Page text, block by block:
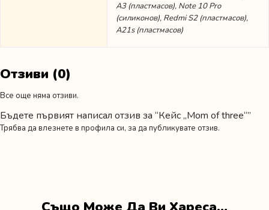
A3 (пластмасов), Note 10 Pro
(силиконов), Redmi S2 (пластмасов),
A21s (пластмасов)
Отзиви (0)
Все още няма отзиви.
Бъдете първият написал отзив за “Кейс „Mom of three“”
Трябва да влезнете в профила си, за да публикувате отзив.